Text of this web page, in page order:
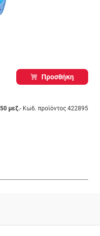
Προσθήκη
μεζ.- Κωδ. προϊόντος 422895